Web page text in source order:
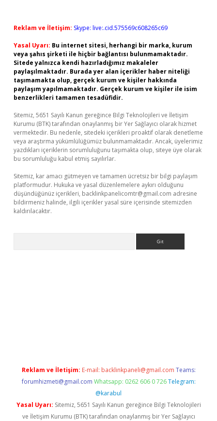
Reklam ve İletişim: Skype: live:.cid.575569c608265c69
Yasal Uyarı: Bu internet sitesi, herhangi bir marka, kurum
veya şahıs şirketi ile hiçbir bağlantısı bulunmamaktadır.
Sitede yalnızca kendi hazırladığımız makaleler
paylaşılmaktadır. Burada yer alan içerikler haber niteliği
taşımamakta olup, gerçek kurum ve kişiler hakkında
paylaşım yapılmamaktadır. Gerçek kurum ve kişiler ile isim
benzerlikleri tamamen tesadüfidir.
Sitemiz, 5651 Sayılı Kanun gereğince Bilgi Teknolojileri ve İletişim
Kurumu (BTK) tarafından onaylanmış bir Yer Sağlayıcı olarak hizmet
vermektedir. Bu nedenle, sitedeki içerikleri proaktif olarak denetleme
veya araştırma yükümlülüğümüz bulunmamaktadır. Ancak, üyelerimiz
yazdıkları içeriklerin sorumluluğunu taşımakta olup, siteye üye olarak
bu sorumluluğu kabul etmiş sayılırlar.
Sitemiz, kar amacı gütmeyen ve tamamen ücretsiz bir bilgi paylaşım
platformudur. Hukuka ve yasal düzenlemelere aykırı olduğunu
düşündüğünüz içerikleri, backlinkpanelicomtr@gmail.com adresine
bildirmeniz halinde, ilgili içerikler yasal süre içerisinde sitemizden
kaldırılacaktır.
Reklam ve İletişim: E-mail: backlinkpaneli@gmail.com Teams:
forumhizmeti@gmail.com Whatsapp: 0262 606 0 726 Telegram:
@karabul
Yasal Uyarı: Sitemiz, 5651 Sayılı Kanun gereğince Bilgi Teknolojileri
ve İletişim Kurumu (BTK) tarafından onaylanmış bir Yer Sağlayıcı